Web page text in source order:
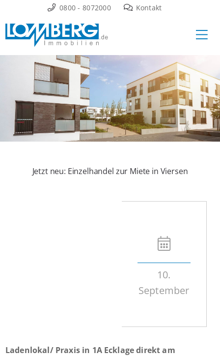
Inhalt
springen
0800 - 8072000 Kontakt
Jetzt neu: Einzelhandel zur Miete in Viersen
10.
September
Ladenlokal/ Praxis in 1A Ecklage direkt am